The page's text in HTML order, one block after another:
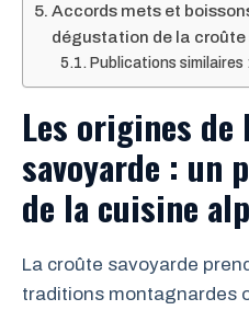
Accords mets et
dégustation de la
Publications similaires
Les origines
savoyarde : un
de la cuisine
La croûte savoyarde
traditions montagnardes